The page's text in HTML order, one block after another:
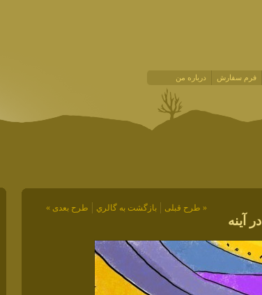
فرم سفارش درباره من
طرح بعدی » بازگشت به گالري « طرح قبلی
در آینه